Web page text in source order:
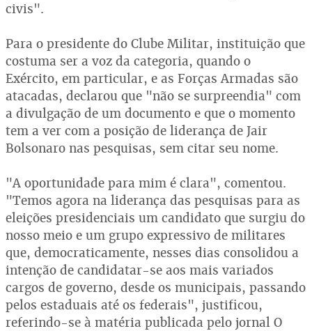
civis".
Para o presidente do Clube Militar, instituição que
costuma ser a voz da categoria, quando o
Exército, em particular, e as Forças Armadas são
atacadas, declarou que "não se surpreendia" com
a divulgação de um documento e que o momento
tem a ver com a posição de liderança de Jair
Bolsonaro nas pesquisas, sem citar seu nome.
"A oportunidade para mim é clara", comentou.
"Temos agora na liderança das pesquisas para as
eleições presidenciais um candidato que surgiu do
nosso meio e um grupo expressivo de militares
que, democraticamente, nesses dias consolidou a
intenção de candidatar-se aos mais variados
cargos de governo, desde os municipais, passando
pelos estaduais até os federais", justificou,
referindo-se à matéria publicada pelo jornal O